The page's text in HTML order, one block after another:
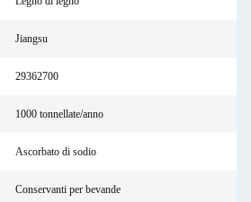
Jiangsu
29362700
1000 tonnellate/anno
Ascorbato di sodio
Conservanti per bevande